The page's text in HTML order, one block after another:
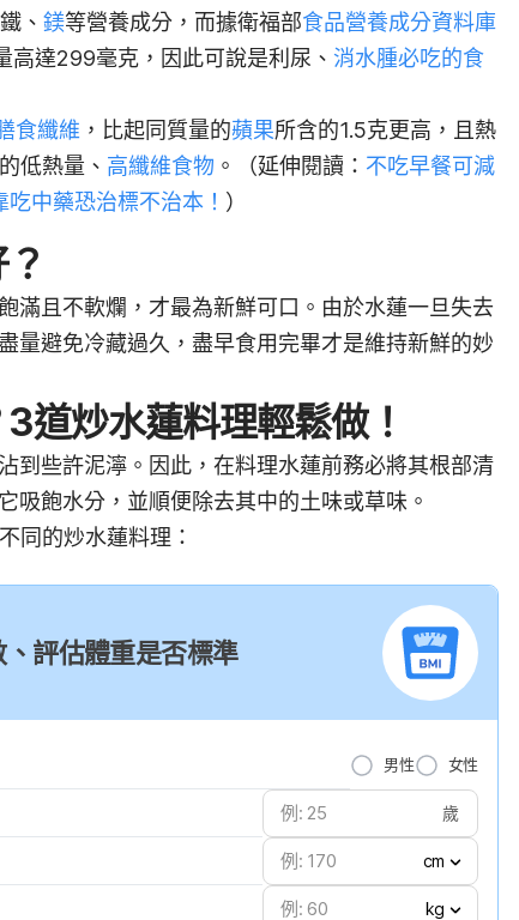
、 鎂等營養成分，而據衛福部食品營養成分資料庫
達299毫克，因此可說是利尿、 消水腫必吃的食
食纖維 ，比起同質量的蘋果所含的1.5克更高，且 熱
低熱量、 高纖維食物 。（延伸閱讀： 不吃早餐可減
中藥恐治標不治本！ ）
滿且不軟爛，才最為新鮮可口。由於水蓮一旦失去
量避免冷藏過久，盡早食用完畢才是維持新鮮的妙
道炒水蓮料理輕鬆做！
到些許泥濘。因此，在料理水蓮前務必將其根部清
吸飽水分，並順便除去其中的土味或草味。
同的炒水蓮料理：
評估體重是否標準
男性 女性
歲
cm
kg